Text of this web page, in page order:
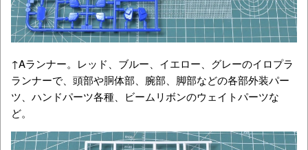
↑Aランナー。レッド、ブルー、イエロー、グレーのイロプラ
ランナーで、頭部や胴体部、腕部、脚部などの各部外装パー
ツ、ハンドパーツ各種、ビームリボンのウェイトパーツな
ど。